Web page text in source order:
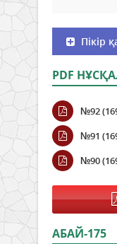
Пікір
PDF
№92
№91
№90
АБАЙ-175